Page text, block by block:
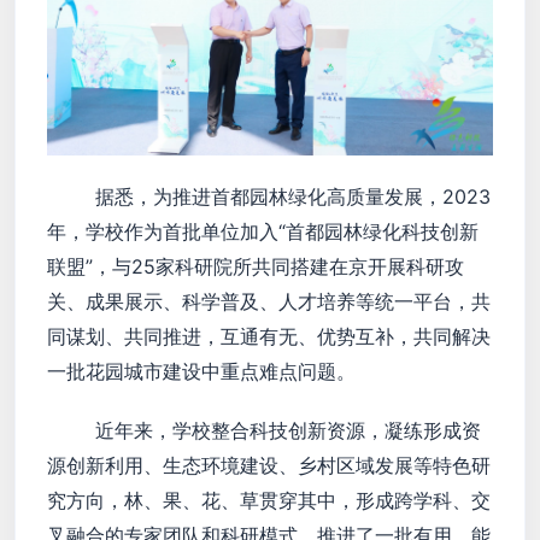
据悉，为推进首都园林绿化高质量发展，2023
年，学校作为首批单位加入“首都园林绿化科技创新
联盟”，与25家科研院所共同搭建在京开展科研攻
关、成果展示、科学普及、人才培养等统一平台，共
同谋划、共同推进，互通有无、优势互补，共同解决
一批花园城市建设中重点难点问题。
近年来，学校整合科技创新资源，凝练形成资
源创新利用、生态环境建设、乡村区域发展等特色研
究方向，林、果、花、草贯穿其中，形成跨学科、交